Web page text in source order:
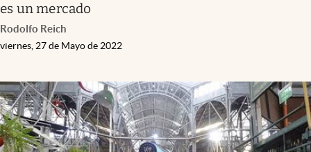
es un mercado
Rodolfo Reich
viernes, 27 de Mayo de 2022